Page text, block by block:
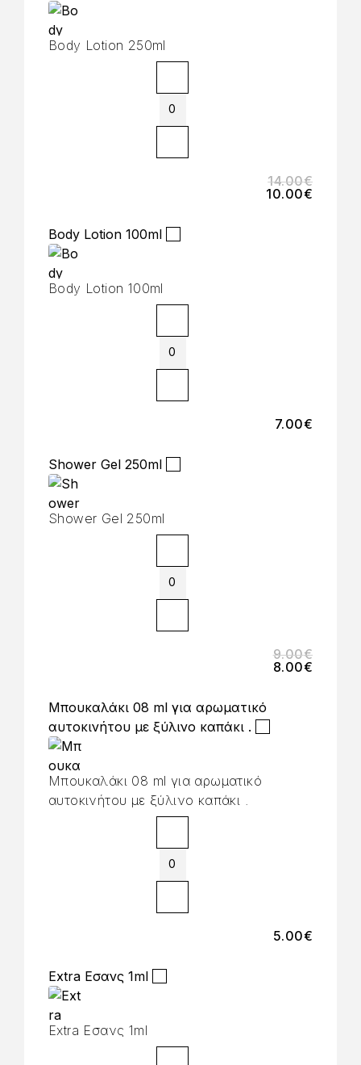
Body Lotion 250ml
14.00€
10.00€
Body Lotion 100ml
Body Lotion 100ml
7.00€
Shower Gel 250ml
Shower Gel 250ml
9.00€
8.00€
Μπουκαλάκι 08 ml για αρωματικό
αυτοκινήτου με ξύλινο καπάκι .
Μπουκαλάκι 08 ml για αρωματικό
αυτοκινήτου με ξύλινο καπάκι .
5.00€
Extra Εσανς 1ml
Extra Εσανς 1ml